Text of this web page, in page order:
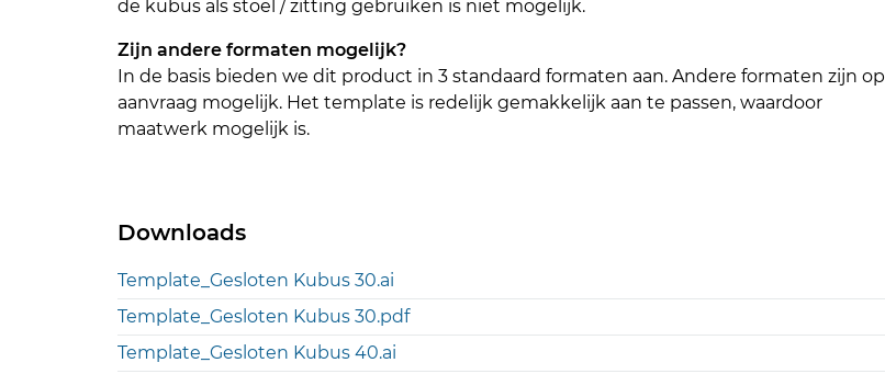
de kubus als stoel / zitting gebruiken is niet mogelijk.
Zijn andere formaten mogelijk?
In de basis bieden we dit product in 3 standaard formaten aan. Andere formaten zijn op
aanvraag mogelijk. Het template is redelijk gemakkelijk aan te passen, waardoor
maatwerk mogelijk is.
Downloads
Template_Gesloten Kubus 30.ai
Template_Gesloten Kubus 30.pdf
Template_Gesloten Kubus 40.ai